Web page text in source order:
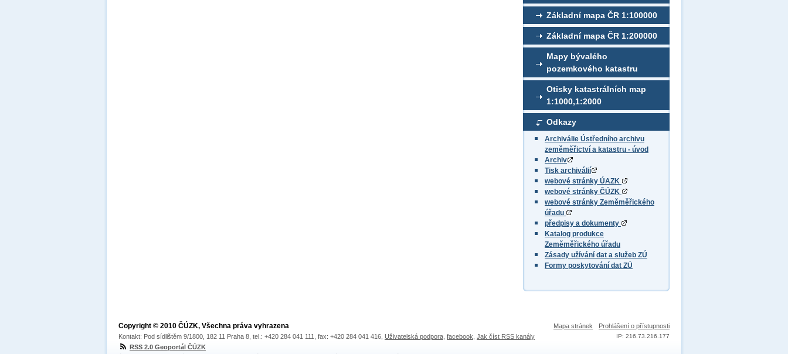
Základní mapa ČR 1:100000
Základní mapa ČR 1:200000
Mapy bývalého
pozemkového katastru
Otisky katastrálních map
1:1000,1:2000
Odkazy
Archiválie Ústředního archivu
zeměměřictví a katastru - úvod
Archiv
Tisk archiválií
webové stránky ÚAZK
webové stránky ČÚZK
webové stránky Zeměměřického
úřadu
předpisy a dokumenty
Katalog produkce
Zeměměřického úřadu
Zásady užívání dat a služeb ZÚ
Formy poskytování dat ZÚ
Mapa stránek Prohlášení o přístupnosti
IP: 216.73.216.177
Copyright © 2010 ČÚZK, Všechna práva vyhrazena
Kontakt: Pod sídlištěm 9/1800, 182 11 Praha 8, tel.: +420 284 041 111, fax: +420 284 041 416, Uživatelská podpora facebook Jak číst RSS kanály
RSS 2.0 Geoportál ČÚZK